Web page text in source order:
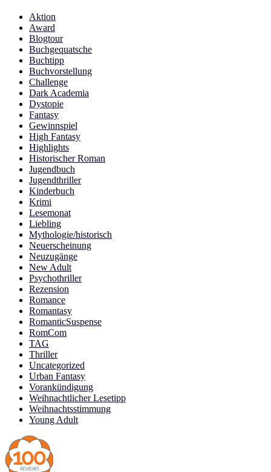
Aktion
Award
Blogtour
Buchgequatsche
Buchtipp
Buchvorstellung
Challenge
Dark Academia
Dystopie
Fantasy
Gewinnspiel
High Fantasy
Highlights
Historischer Roman
Jugendbuch
Jugendthriller
Kinderbuch
Krimi
Lesemonat
Liebling
Mythologie/historisch
Neuerscheinung
Neuzugänge
New Adult
Psychothriller
Rezension
Romance
Romantasy
RomanticSuspense
RomCom
TAG
Thriller
Uncategorized
Urban Fantasy
Vorankündigung
Weihnachtlicher Lesetipp
Weihnachtsstimmung
Young Adult